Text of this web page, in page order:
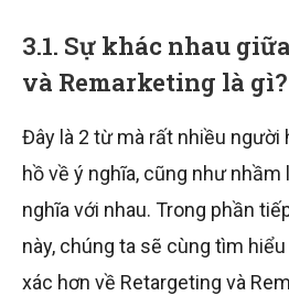
3.1. Sự khác nhau
và Remarketing là gì?
Đây là 2 từ mà rất nhiều người
hồ về ý nghĩa, cũng như
nghĩa với nhau. Trong phần
này, chúng ta sẽ cùng tìm
xác hơn về Retargeting và